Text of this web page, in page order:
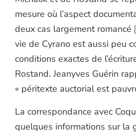
mesure où l’aspect
deux cas largement romancé
vie de Cyrano est aussi peu
conditions exactes de
Rostand. Jeanyves Guérin
« péritexte auctorial est
La correspondance avec
quelques informations sur la